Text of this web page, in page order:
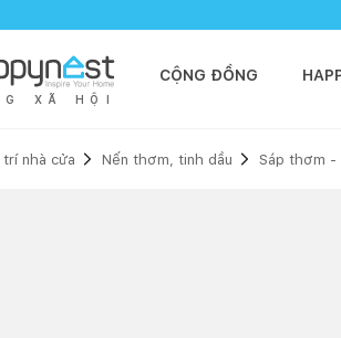
G X Ã H Ộ I
CỘNG ĐỒNG
trí nhà cửa Nến thơm, tinh dầu Sáp thơm -